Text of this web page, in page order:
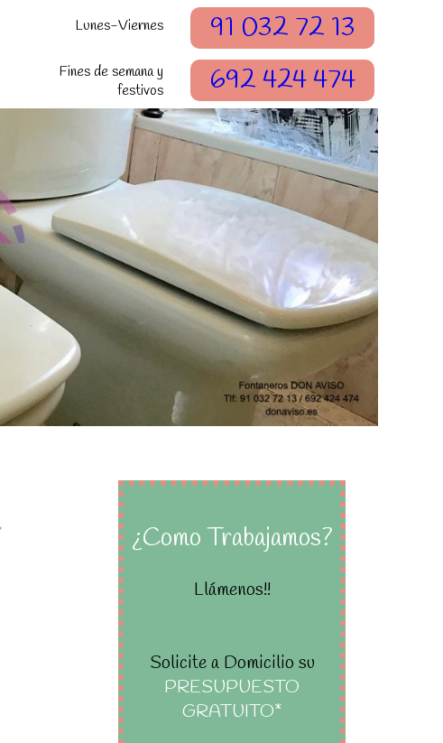
Lunes-Viernes 91 032 72 13
Fines de semana y
festivos
692 424 474
¿Como Trabajamos?
Llámenos!!
Solicite a Domicilio su
PRESUPUESTO
GRATUITO*